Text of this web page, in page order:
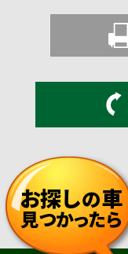
お探しの車
見つかったら